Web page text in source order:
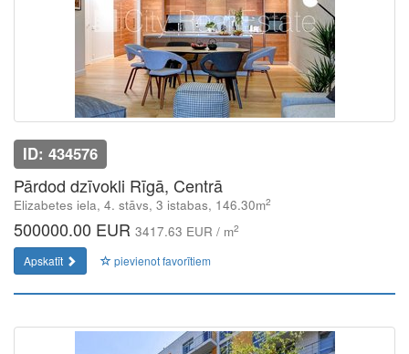
ID: 434576
Pārdod dzīvokli Rīgā, Centrā
Elizabetes iela, 4. stāvs, 3 istabas, 146.30m2
500000.00 EUR 3417.63 EUR / m2
Apskatīt pievienot favorītiem